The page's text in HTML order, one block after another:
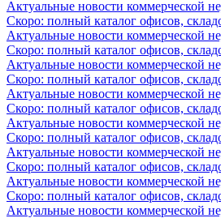
Актуальные новости коммерческой
Скоро: полный каталог офисов,
Актуальные новости коммерческой
Скоро: полный каталог офисов,
Актуальные новости коммерческой
Скоро: полный каталог офисов,
Актуальные новости коммерческой
Скоро: полный каталог офисов,
Актуальные новости коммерческой
Скоро: полный каталог офисов,
Актуальные новости коммерческой
Скоро: полный каталог офисов,
Актуальные новости коммерческой
Скоро: полный каталог офисов,
Актуальные новости коммерческой